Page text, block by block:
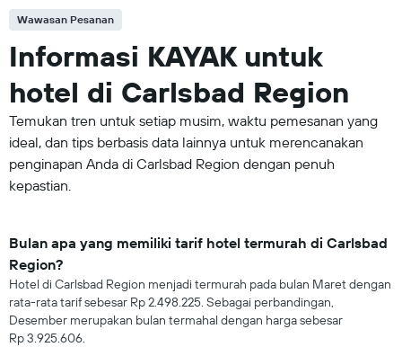
Wawasan Pesanan
Informasi KAYAK untuk
hotel di Carlsbad Region
Temukan tren untuk setiap musim, waktu pemesanan yang
ideal, dan tips berbasis data lainnya untuk merencanakan
penginapan Anda di Carlsbad Region dengan penuh
kepastian.
Bulan apa yang memiliki tarif hotel termurah di Carlsbad
Region?
Hotel di Carlsbad Region menjadi termurah pada bulan Maret dengan
rata-rata tarif sebesar Rp 2.498.225. Sebagai perbandingan,
Desember merupakan bulan termahal dengan harga sebesar
Rp 3.925.606.